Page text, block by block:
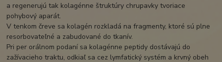
a regenerujú tak kolagénne štruktúry chrupavky tvoriace
pohybový aparát.
V tenkom čreve sa kolagén rozkladá na fragmenty, ktoré sú plne
resorbovateľné a zabudované do tkanív.
Pri per orálnom podaní sa kolagénne peptidy dostávajú do
zažívacieho traktu, odkiaľ sa cez lymfatický systém a krvný obeh